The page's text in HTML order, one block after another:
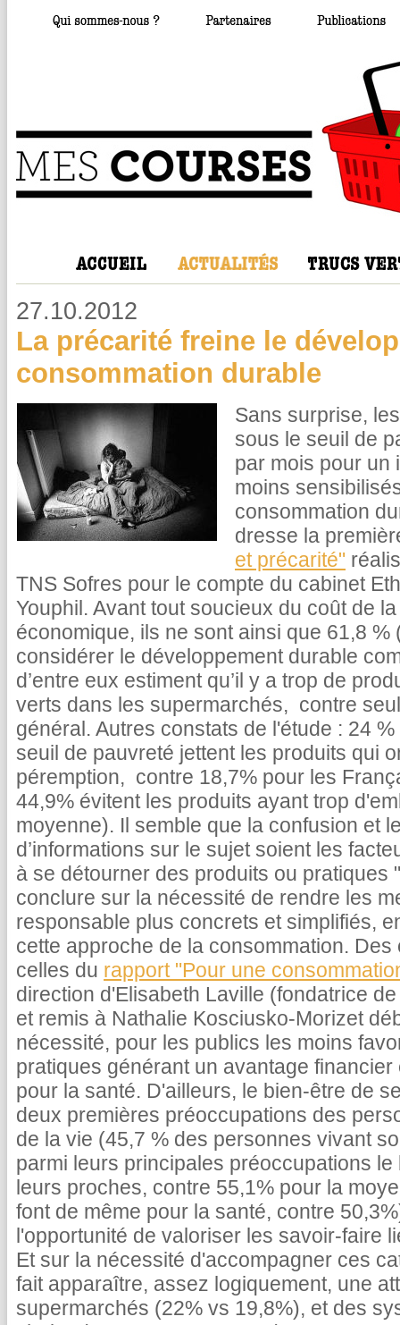
27.10.2012
La précarité freine le
consommation durable
Sans surprise,
sous le seuil de
par mois pour un
moins
consommation
dresse la
et précarité"
TNS Sofres pour le compte du cabinet
Youphil. Avant tout soucieux du coût de
économique, ils ne sont ainsi que 61,8
considérer le développement durable
d’entre eux estiment qu’il y a trop de
verts dans les supermarchés, contre
général. Autres constats de l'étude : 24
seuil de pauvreté jettent les produits qui
péremption, contre 18,7% pour les
44,9% évitent les produits ayant trop
moyenne). Il semble que la confusion et
d’informations sur le sujet soient les
à se détourner des produits ou pratiques
conclure sur la nécessité de rendre les
responsable plus concrets et simplifiés,
cette approche de la consommation.
celles du rapport "Pour une
direction d'Elisabeth Laville (fondatrice
et remis à Nathalie Kosciusko-Morizet
nécessité, pour les publics les moins
pratiques générant un avantage
pour la santé. D'ailleurs, le bien-être de
deux premières préoccupations des
de la vie (45,7 % des personnes vivant
parmi leurs principales préoccupations
leurs proches, contre 55,1% pour la
font de même pour la santé, contre
l'opportunité de valoriser les savoir-faire
Et sur la nécessité d'accompagner ces
fait apparaître, assez logiquement, une
supermarchés (22% vs 19,8%), et des